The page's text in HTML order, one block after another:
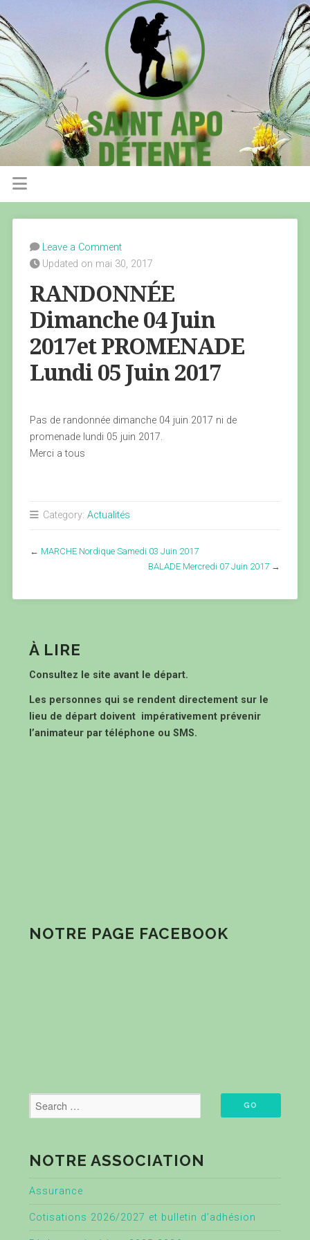
Leave a Comment
Updated on mai 30, 2017
RANDONNÉE
Dimanche 04 Juin
2017et PROMENADE
Lundi 05 Juin 2017
Pas de randonnée dimanche 04 juin 2017 ni de
promenade lundi 05 juin 2017.
Merci a tous
Category: Actualités
← MARCHE Nordique Samedi 03 Juin 2017
BALADE Mercredi 07 Juin 2017 →
À LIRE
Consultez le site avant le départ.
Les personnes qui se rendent directement sur le
lieu de départ doivent impérativement prévenir
l’animateur par téléphone ou SMS.
NOTRE PAGE FACEBOOK
NOTRE ASSOCIATION
Assurance
Cotisations 2026/2027 et bulletin d’adhésion